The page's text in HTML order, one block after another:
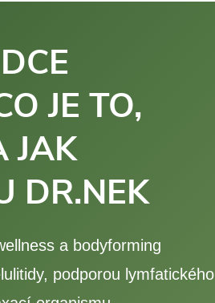
JE TO,
JAK
DR.NEK
a bodyforming
podporou lymfatického